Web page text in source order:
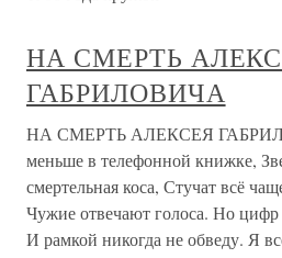
НА СМЕРТЬ
ГАБРИЛОВИЧА
НА СМЕРТЬ АЛЕКСЕЯ
меньше в телефонной книжке,
смертельная коса, Стучат всё
Чужие отвечают голоса. Но цифр
И рамкой никогда не обведу. Я